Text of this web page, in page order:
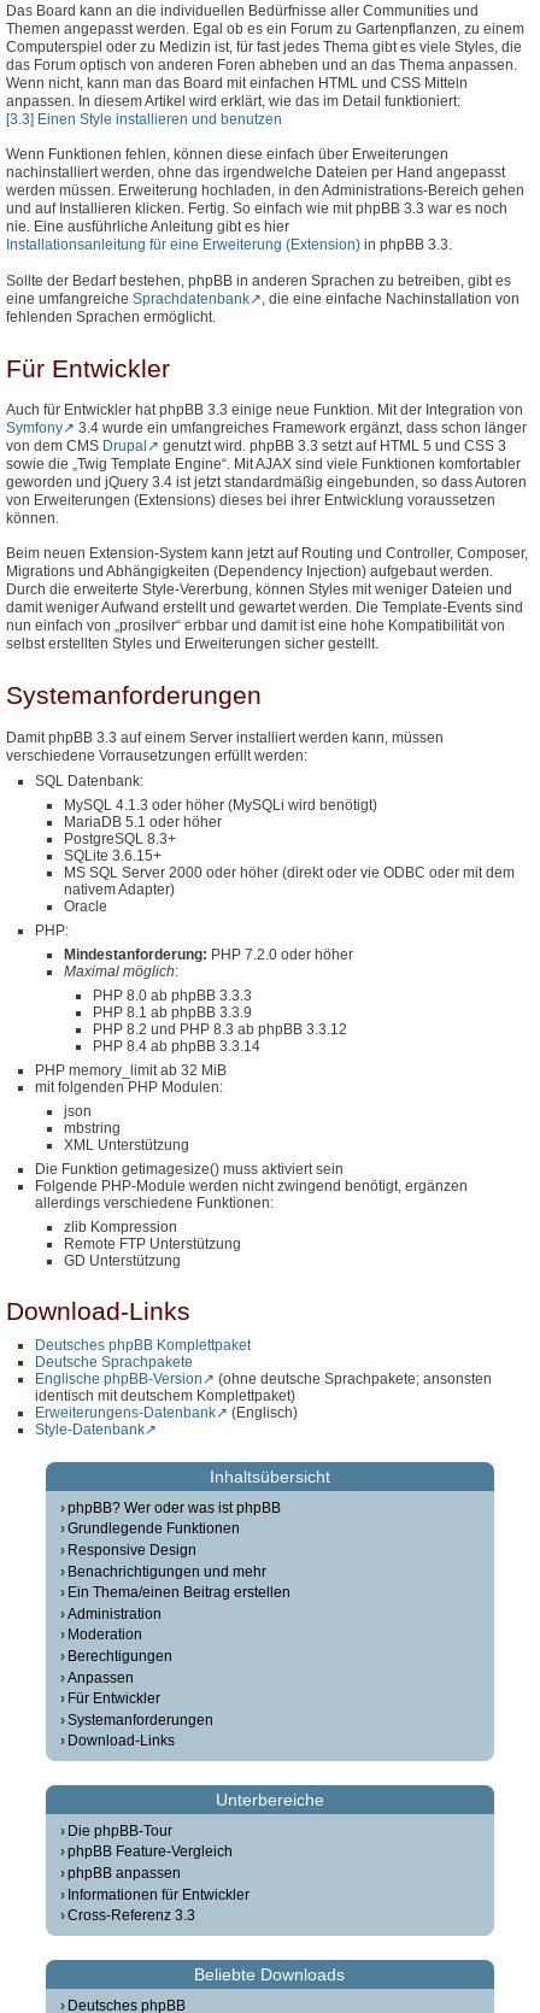
Das Board kann an die individuellen Bedürfnisse aller Communities und
Themen angepasst werden. Egal ob es ein Forum zu Gartenpflanzen, zu einem
Computerspiel oder zu Medizin ist, für fast jedes Thema gibt es viele Styles, die
das Forum optisch von anderen Foren abheben und an das Thema anpassen.
Wenn nicht, kann man das Board mit einfachen HTML und CSS Mitteln
anpassen. In diesem Artikel wird erklärt, wie das im Detail funktioniert:
[3.3] Einen Style installieren und benutzen
Wenn Funktionen fehlen, können diese einfach über Erweiterungen
nachinstalliert werden, ohne das irgendwelche Dateien per Hand angepasst
werden müssen. Erweiterung hochladen, in den Administrations-Bereich gehen
und auf Installieren klicken. Fertig. So einfach wie mit phpBB 3.3 war es noch
nie. Eine ausführliche Anleitung gibt es hier
Installationsanleitung für eine Erweiterung (Extension) in phpBB 3.3.
Sollte der Bedarf bestehen, phpBB in anderen Sprachen zu betreiben, gibt es
eine umfangreiche Sprachdatenbank
, die eine einfache Nachinstallation von
fehlenden Sprachen ermöglicht.
Für Entwickler
Auch für Entwickler hat phpBB 3.3 einige neue Funktion. Mit der Integration von
Symfony
3.4 wurde ein umfangreiches Framework ergänzt, dass schon länger
von dem CMS Drupal
genutzt wird. phpBB 3.3 setzt auf HTML 5 und CSS 3
sowie die „Twig Template Engine“. Mit AJAX sind viele Funktionen komfortabler
geworden und jQuery 3.4 ist jetzt standardmäßig eingebunden, so dass Autoren
von Erweiterungen (Extensions) dieses bei ihrer Entwicklung voraussetzen
können.
Beim neuen Extension-System kann jetzt auf Routing und Controller, Composer,
Migrations und Abhängigkeiten (Dependency Injection) aufgebaut werden.
Durch die erweiterte Style-Vererbung, können Styles mit weniger Dateien und
damit weniger Aufwand erstellt und gewartet werden. Die Template-Events sind
nun einfach von „prosilver“ erbbar und damit ist eine hohe Kompatibilität von
selbst erstellten Styles und Erweiterungen sicher gestellt.
Systemanforderungen
Damit phpBB 3.3 auf einem Server installiert werden kann, müssen
verschiedene Vorrausetzungen erfüllt werden:
SQL Datenbank:
MySQL 4.1.3 oder höher (MySQLi wird benötigt)
MariaDB 5.1 oder höher
PostgreSQL 8.3+
SQLite 3.6.15+
MS SQL Server 2000 oder höher (direkt oder vie ODBC oder mit dem
nativem Adapter)
Oracle
PHP:
Mindestanforderung: PHP 7.2.0 oder höher
Maximal möglich:
PHP 8.0 ab phpBB 3.3.3
PHP 8.1 ab phpBB 3.3.9
PHP 8.2 und PHP 8.3 ab phpBB 3.3.12
PHP 8.4 ab phpBB 3.3.14
PHP memory_limit ab 32 MiB
mit folgenden PHP Modulen:
json
mbstring
XML Unterstützung
Die Funktion getimagesize() muss aktiviert sein
Folgende PHP-Module werden nicht zwingend benötigt, ergänzen
allerdings verschiedene Funktionen:
zlib Kompression
Remote FTP Unterstützung
GD Unterstützung
Download-Links
Deutsches phpBB Komplettpaket
Deutsche Sprachpakete
Englische phpBB-Version
(ohne deutsche Sprachpakete; ansonsten
identisch mit deutschem Komplettpaket)
Erweiterungens-Datenbank
(Englisch)
Style-Datenbank
Inhaltsübersicht
phpBB? Wer oder was ist phpBB
Grundlegende Funktionen
Responsive Design
Benachrichtigungen und mehr
Ein Thema/einen Beitrag erstellen
Administration
Moderation
Berechtigungen
Anpassen
Für Entwickler
Systemanforderungen
Download-Links
Unterbereiche
Die phpBB-Tour
phpBB Feature-Vergleich
phpBB anpassen
Informationen für Entwickler
Cross-Referenz 3.3
Beliebte Downloads
Deutsches phpBB